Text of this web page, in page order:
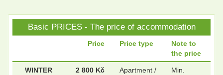
Basic PRICES - The price of accommodation
Price Price type
Note to
the price
WINTER
2 800 Kč
Apartment /
Min.